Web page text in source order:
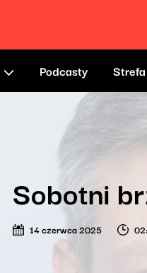
Podcasty
Sobotni
14 czerwca 2025